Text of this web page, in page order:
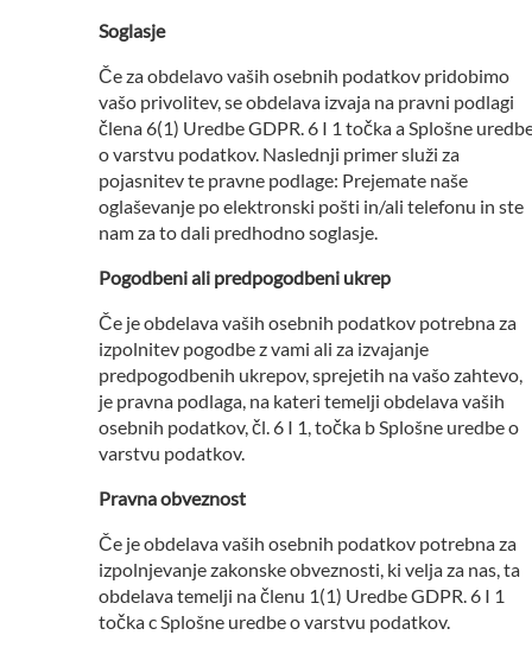
Soglasje
Če za obdelavo vaših osebnih podatkov pridobimo
vašo privolitev, se obdelava izvaja na pravni podlagi
člena 6(1) Uredbe GDPR. 6 I 1 točka a Splošne
o varstvu podatkov. Naslednji primer služi za
pojasnitev te pravne podlage: Prejemate naše
oglaševanje po elektronski pošti in/ali telefonu in ste
nam za to dali predhodno soglasje.
Pogodbeni ali predpogodbeni ukrep
Če je obdelava vaših osebnih podatkov potrebna za
izpolnitev pogodbe z vami ali za izvajanje
predpogodbenih ukrepov, sprejetih na vašo zahtevo,
je pravna podlaga, na kateri temelji obdelava vaših
osebnih podatkov, čl. 6 I 1, točka b Splošne uredbe o
varstvu podatkov.
Pravna obveznost
Če je obdelava vaših osebnih podatkov potrebna za
izpolnjevanje zakonske obveznosti, ki velja za nas, ta
obdelava temelji na členu 1(1) Uredbe GDPR. 6 I 1
točka c Splošne uredbe o varstvu podatkov.